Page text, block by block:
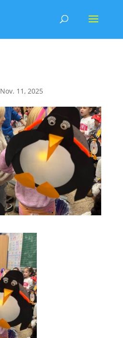
Nov. 11, 2025